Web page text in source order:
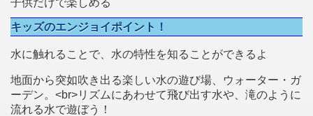
キッズのエンジョイポイント！
水に触れることで、水の特性を知ることができるよ
地面から突如吹き出る楽しい水の遊び場、ウォーター・ガ
ーデン。<br>リズムにあわせて飛び出す水や、滝のように
流れる水で遊ぼう！